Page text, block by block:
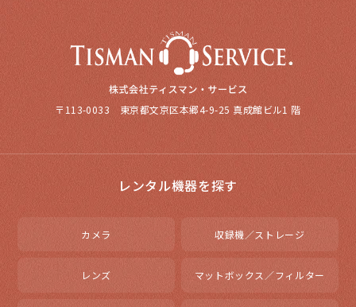
〒113-0033 東京都文京区本郷4-9-25 真成館ビル1 階
レンタル機器を探す
カメラ 収録機／ストレージ
レンズ マットボックス／フィルター